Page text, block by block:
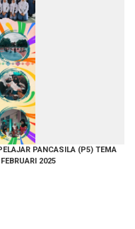
PANCASILA (P5) TEMA
2025